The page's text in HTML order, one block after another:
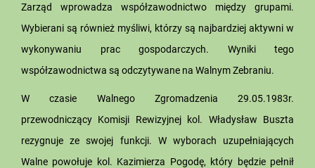
Zarząd wprowadza współzawodnictwo między grupami.
Wybierani są również myśliwi, którzy są najbardziej aktywni w
wykonywaniu prac gospodarczych. Wyniki tego
współzawodnictwa są odczytywane na Walnym Zebraniu.
W czasie Walnego Zgromadzenia 29.05.1983r.
przewodniczący Komisji Rewizyjnej kol. Władysław Buszta
rezygnuje ze swojej funkcji. W wyborach uzupełniających
Walne powołuje kol. Kazimierza Pogodę, który będzie pełnił